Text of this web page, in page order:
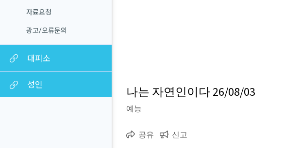
자료요청
광고/오류문의
대피소
성인 나는 자연인이다 26/08/03
예능
공유 신고